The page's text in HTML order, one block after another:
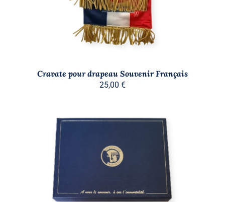
Cravate pour drapeau Souvenir Français
25,00 €